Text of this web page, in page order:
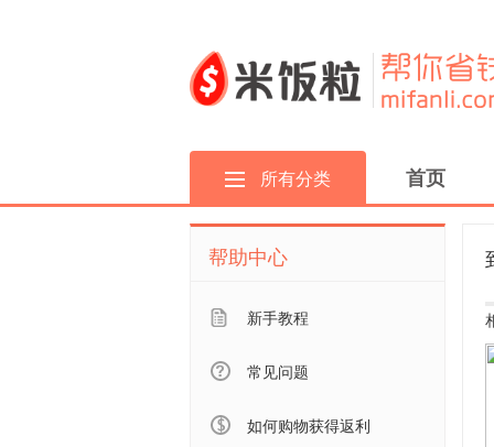
所有分类 首页
帮助中心
新手教程
常见问题
如何购物获得返利